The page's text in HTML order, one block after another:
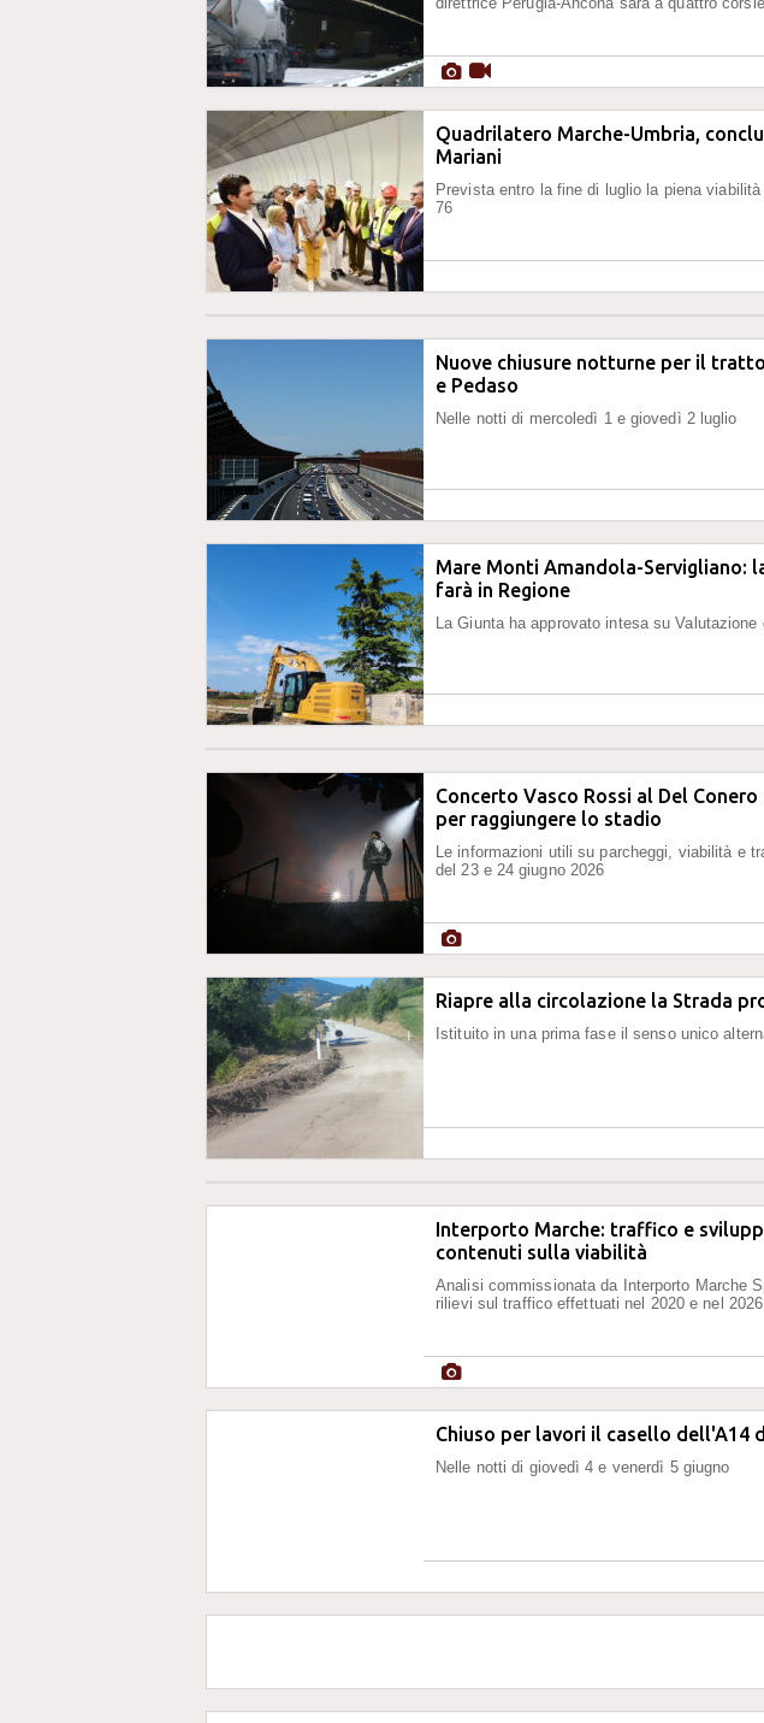
Quadrilatero Marche-Umbria,
Mariani
Prevista entro la fine di luglio la piena
76
Nuove chiusure notturne per il
e Pedaso
Nelle notti di mercoledì 1 e giovedì 2 luglio
Mare Monti Amandola-Servigliano:
farà in Regione
La Giunta ha approvato intesa su
Concerto Vasco Rossi al Del
per raggiungere lo stadio
Le informazioni utili su parcheggi, viabilità e
del 23 e 24 giugno 2026
Riapre alla circolazione la Strada
Istituito in una prima fase il senso unico
Interporto Marche: traffico e
contenuti sulla viabilità
Analisi commissionata da Interporto Marche
rilievi sul traffico effettuati nel 2020 e nel 2026
Chiuso per lavori il casello dell'A14
Nelle notti di giovedì 4 e venerdì 5 giugno